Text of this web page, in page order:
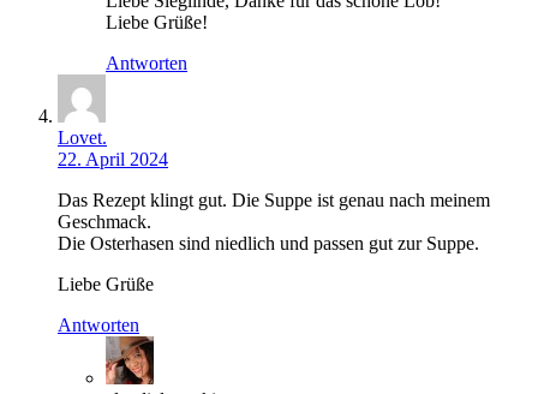
Liebe Grüße!
Antworten
Lovet.
22. April 2024
Das Rezept klingt gut. Die Suppe ist genau nach meinem
Geschmack.
Die Osterhasen sind niedlich und passen gut zur Suppe.
Liebe Grüße
Antworten